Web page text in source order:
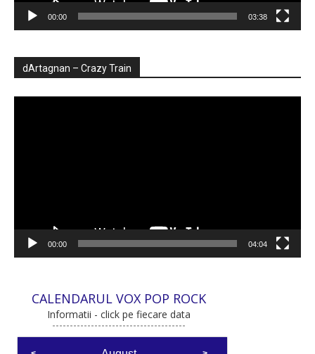
00:00 03:38
dArtagnan – Crazy Train
00:00 04:04
CALENDARUL VOX POP ROCK
Informatii - click pe fiecare data